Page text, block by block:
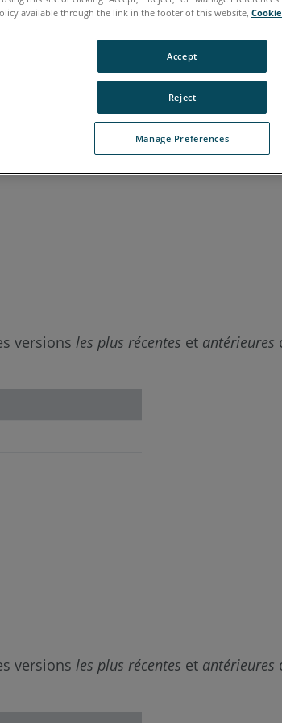
versions les plus récentes et antérieures
versions les plus récentes et antérieures
available through the link in the footer of this website,
Manage Preferences
Reject
Accept